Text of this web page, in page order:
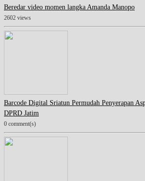
Beredar video momen langka Amanda Manopo
2602 views
Barcode Digital Sriatun Permudah Penyerapan
DPRD Jatim
0 comment(s)